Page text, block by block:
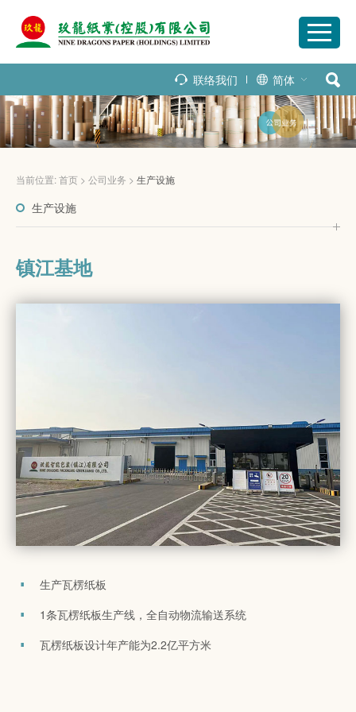
联络我们 简体
当前位置:首页 > 公司业务 > 生产设施
生产设施
镇江基地
生产瓦楞纸板
1条瓦楞纸板生产线，全自动物流输送系统
瓦楞纸板设计年产能为2.2亿平方米